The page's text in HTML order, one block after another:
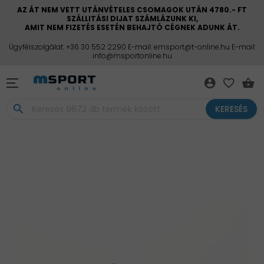
AZ ÁT NEM VETT UTÁNVÉTELES CSOMAGOK UTÁN 4780.- FT
SZÁLLITÁSI DIJAT SZÁMLÁZUNK KI,
AMIT NEM FIZETÉS ESETÉN BEHAJTÓ CÉGNEK ADUNK ÁT.
Ügyfélszolgálat: +36 30 552 2290 E-mail: emsport@t-online.hu E-mail:
info@msportonline.hu
account_circle favorite_border shopping_basket
search KERESÉS